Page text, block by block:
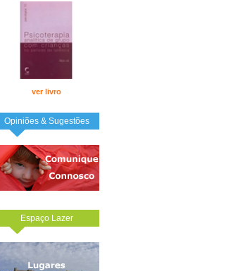
ver livro
Opiniões & Sugestões
Espaço Lazer